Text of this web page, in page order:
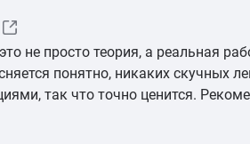
не просто теория, а реальная
понятно, никаких скучных
так что точно ценится.